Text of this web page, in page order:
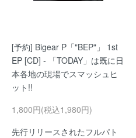
[予約] Bigear P「"BEP"」 1st
EP [CD] - 「TODAY」は既に日
本各地の現場でスマッシュヒ
ット!!
1,800円(税込1,980円)
先行リリースされたフルパト